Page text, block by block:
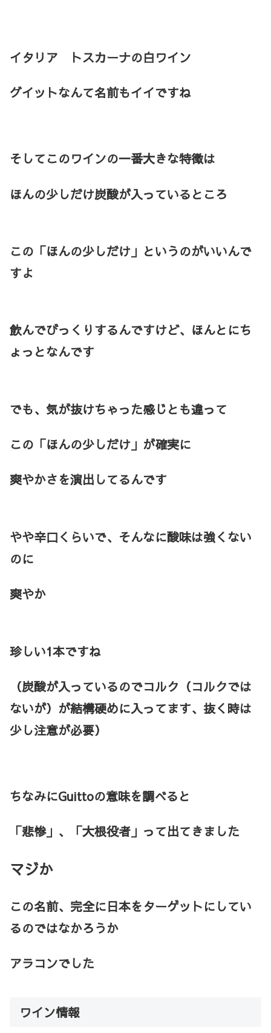
イタリア トスカーナの白ワイン
グイットなんて名前もイイですね
そしてこのワインの一番大きな特徴は
ほんの少しだけ炭酸が入っているところ
この「ほんの少しだけ」というのがいいんで
すよ
飲んでびっくりするんですけど、ほんとにち
ょっとなんです
でも、気が抜けちゃった感じとも違って
この「ほんの少しだけ」が確実に
爽やかさを演出してるんです
やや辛口くらいで、そんなに酸味は強くない
のに
爽やか
珍しい1本ですね
（炭酸が入っているのでコルク（コルクでは
ないが）が結構硬めに入ってます、抜く時は
少し注意が必要）
ちなみにGuittoの意味を調べると
「悲惨」、「大根役者」って出てきました
マジか
この名前、完全に日本をターゲットにしてい
るのではなかろうか
アラコンでした
ワイン情報